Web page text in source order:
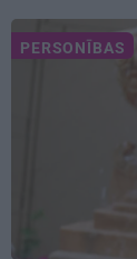
PERSONĪBAS